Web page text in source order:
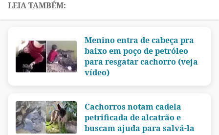
Menino entra de cabeça pra
baixo em poço de petróleo
para resgatar cachorro (veja
vídeo)
Cachorros notam cadela
petrificada de alcatrão e
buscam ajuda para salvá-la